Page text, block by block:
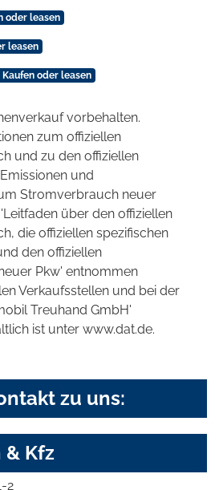
oder leasen
leasen
oder leasen
vorbehalten.
zum offiziellen
und zu den offiziellen
und
Stromverbrauch neuer
über den offiziellen
die offiziellen spezifischen
den offiziellen
Pkw' entnommen
Verkaufsstellen und bei der
Treuhand GmbH'
ist unter www.dat.de.
zu uns:
& Kfz
2